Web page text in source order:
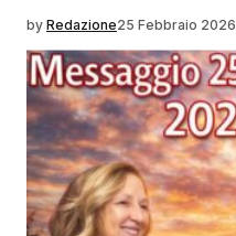
by Redazione25 Febbraio 2026